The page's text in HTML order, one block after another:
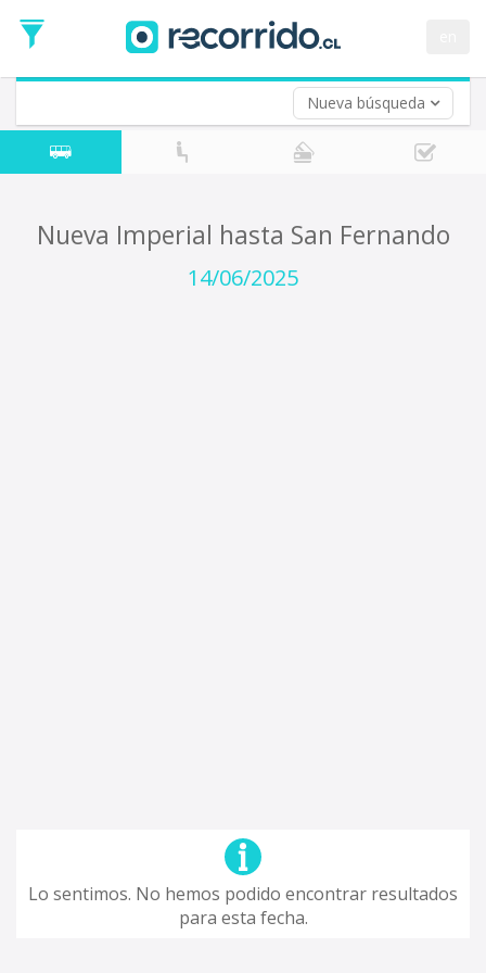
Nueva búsqueda
de
Ida
Vuelta (opcional)
Fecha
de
Nueva Imperial hasta San Fernando
14/06/2025
Lo sentimos. No hemos podido encontrar resultados
para esta fecha.